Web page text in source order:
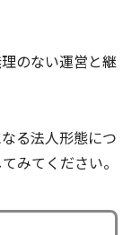
のない運営と継
る法人形態につ
みてください。